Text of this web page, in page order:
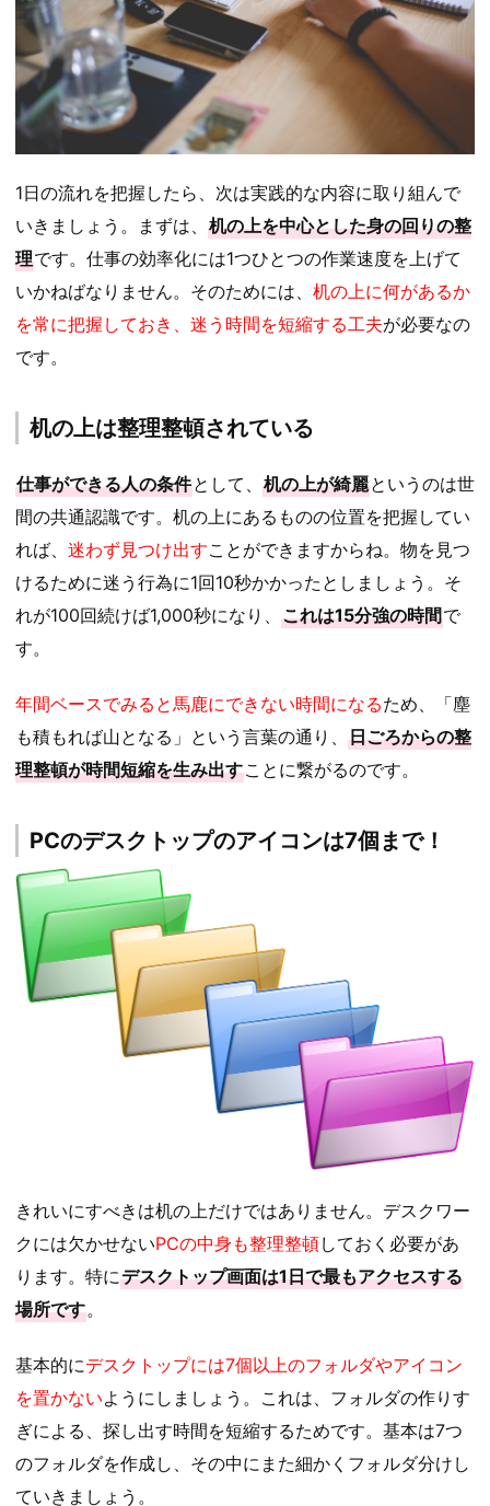
1日の流れを把握したら、次は実践的な内容に取り組んで
いきましょう。まずは、 机の上を中心とした身の回りの整
理です。仕事の効率化には1つひとつの作業速度を上げて
いかねばなりません。そのためには、 机の上に何があるか
を常に把握しておき、迷う時間を短縮する工夫が必要なの
です。
机の上は整理整頓されている
仕事ができる人の条件として、 机の上が綺麗というのは世
間の共通認識です。机の上にあるものの位置を把握してい
れば、 迷わず見つけ出すことができますからね。物を見つ
けるために迷う行為に1回10秒かかったとしましょう。そ
れが100回続けば1,000秒になり、 これは15分強の時間 で
す。
年間ベースでみると馬鹿にできない時間になるため、「塵
も積もれば山となる」という言葉の通り、 日ごろからの整
理整頓が時間短縮を生み出すことに繋がるのです。
PCのデスクトップのアイコンは7個まで！
きれいにすべきは机の上だけではありません。デスクワー
クには欠かせないPCの中身も整理整頓しておく必要があ
ります。特にデスクトップ画面は1日で最もアクセスする
場所です。
基本的にデスクトップには7個以上のフォルダやアイコン
を置かないようにしましょう。これは、フォルダの作りす
ぎによる、探し出す時間を短縮するためです。基本は7つ
のフォルダを作成し、その中にまた細かくフォルダ分けし
ていきましょう。